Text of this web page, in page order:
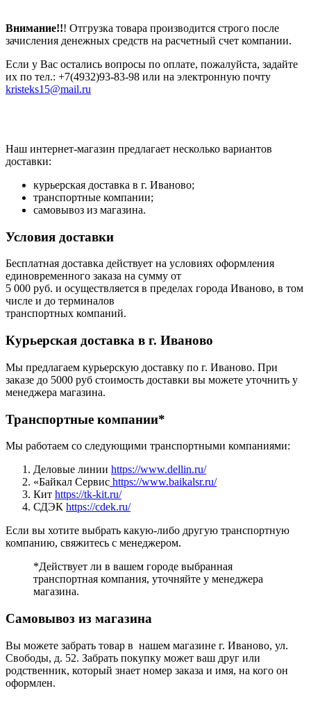
Внимание!!! Отгрузка товара производится строго после
зачисления денежных средств на расчетный счет компании.
Если у Вас остались вопросы по оплате, пожалуйста, задайте
их по тел.: +7(4932)93-83-98 или на электронную почту
kristeks15@mail.ru
Наш интернет-магазин предлагает несколько вариантов
доставки:
курьерская доставка в г. Иваново;
транспортные компании;
самовывоз из магазина.
Условия доставки
Бесплатная доставка действует на условиях оформления
единовременного заказа на сумму от
5 000 руб. и осуществляется в пределах города Иваново, в том
числе и до терминалов
транспортных компаний.
Курьерская доставка в г. Иваново
Мы предлагаем курьерскую доставку по г. Иваново. При
заказе до 5000 руб стоимость доставки вы можете уточнить у
менеджера магазина.
Транспортные компании*
Мы работаем со следующими транспортными компаниями:
Деловые линии https://www.dellin.ru/
«Байкал Сервис https://www.baikalsr.ru/
Кит https://tk-kit.ru/
СДЭК https://cdek.ru/
Если вы хотите выбрать какую-либо другую транспортную
компанию, свяжитесь с менеджером.
*Действует ли в вашем городе выбранная
транспортная компания, уточняйте у менеджера
магазина.
Самовывоз из магазина
Вы можете забрать товар в нашем магазине г. Иваново, ул.
Свободы, д. 52. Забрать покупку может ваш друг или
родственник, который знает номер заказа и имя, на кого он
оформлен.